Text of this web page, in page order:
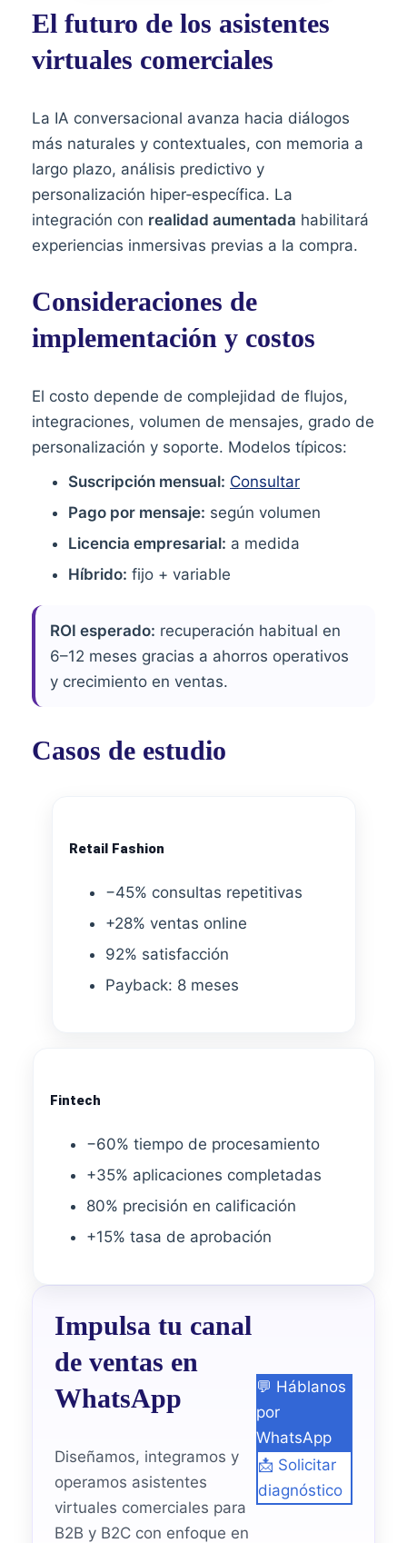
El futuro de los asistentes
virtuales comerciales
La IA conversacional avanza hacia diálogos
más naturales y contextuales, con memoria a
largo plazo, análisis predictivo y
personalización hiper‑específica. La
integración con realidad aumentada habilitará
experiencias inmersivas previas a la compra.
Consideraciones de
implementación y costos
El costo depende de complejidad de flujos,
integraciones, volumen de mensajes, grado de
personalización y soporte. Modelos típicos:
Suscripción mensual: Consultar
Pago por mensaje: según volumen
Licencia empresarial: a medida
Híbrido: fijo + variable
ROI esperado: recuperación habitual en
6–12 meses gracias a ahorros operativos
y crecimiento en ventas.
Casos de estudio
Retail Fashion
−45% consultas repetitivas
+28% ventas online
92% satisfacción
Payback: 8 meses
Fintech
−60% tiempo de procesamiento
+35% aplicaciones completadas
80% precisión en calificación
+15% tasa de aprobación
Impulsa tu canal
de ventas en
WhatsApp
Diseñamos, integramos y
operamos asistentes
virtuales comerciales para
B2B y B2C con enfoque en
💬 Háblanos
por
WhatsApp
📩 Solicitar
diagnóstico